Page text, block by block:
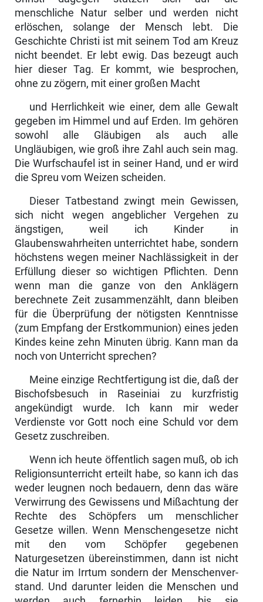
menschliche Natur selber und werden nicht
erlöschen, solange der Mensch lebt. Die
Geschichte Christi ist mit seinem Tod am Kreuz
nicht beendet. Er lebt ewig. Das bezeugt auch
hier dieser Tag. Er kommt, wie besprochen,
ohne zu zögern, mit einer großen Macht
und Herrlichkeit wie einer, dem alle Gewalt
gegeben im Himmel und auf Erden. Im gehören
sowohl alle Gläubigen als auch alle
Ungläubigen, wie groß ihre Zahl auch sein mag.
Die Wurfschaufel ist in seiner Hand, und er wird
die Spreu vom Weizen scheiden.
Dieser Tatbestand zwingt mein Gewissen,
sich nicht wegen angeblicher Vergehen zu
ängstigen, weil ich Kinder in
Glaubenswahrheiten unterrichtet habe, sondern
höchstens wegen meiner Nachlässigkeit in der
Erfüllung dieser so wichtigen Pflichten. Denn
wenn man die ganze von den An­klägern
berechnete Zeit zusammenzählt, dann bleiben
für die Überprüfung der nötigsten Kenntnisse
(zum Empfang der Erstkommunion) eines jeden
Kindes keine zehn Minuten übrig. Kann man da
noch von Unterricht sprechen?
Meine einzige Rechtfertigung ist die, daß der
Bischofs­besuch in Raseiniai zu kurzfristig
angekündigt wurde. Ich kann mir weder
Verdienste vor Gott noch eine Schuld vor dem
Gesetz zuschreiben.
Wenn ich heute öffentlich sagen muß, ob ich
Religions­unterricht erteilt habe, so kann ich das
weder leugnen noch bedauern, denn das wäre
Verwirrung des Gewissens und Mißachtung der
Rechte des Schöpfers um menschlicher
Gesetze willen. Wenn Menschengesetze nicht
mit den vom Schöpfer gegebenen
Naturgesetzen übereinstimmen, dann ist nicht
die Natur im Irrtum sondern der Menschenver­
stand. Und darunter leiden die Menschen und